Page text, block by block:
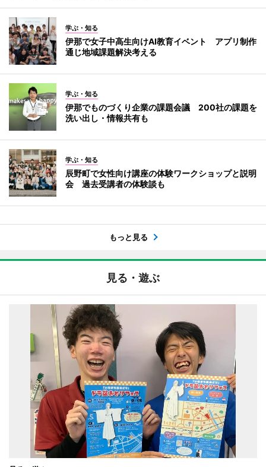
学ぶ・知る
伊那で女子中高生向けAI教育イベント アプリ制作
通じ地域課題解決考える
学ぶ・知る
伊那でものづくり企業の課題会議 200社の課題を
洗い出し・情報共有も
学ぶ・知る
辰野町で女性向け講座の体験ワークショップと説明
会 過去受講者の体験談も
もっと見る
見る・遊ぶ